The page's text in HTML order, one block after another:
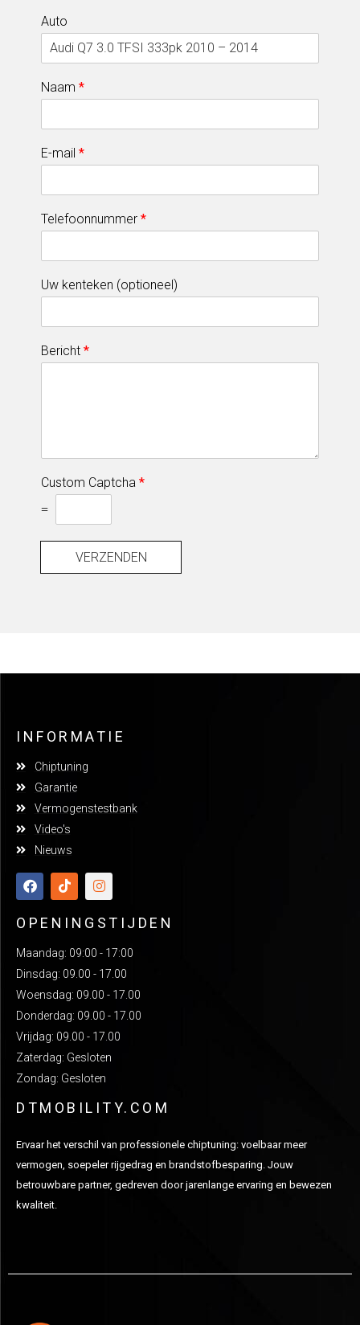
Auto
Naam *
E-mail *
Telefoonnummer *
Uw kenteken (optioneel)
Bericht *
Custom Captcha *
=
VERZENDEN
INFORMATIE
Chiptuning
Garantie
Vermogenstestbank
Video's
Nieuws
OPENINGSTIJDEN
Maandag: 09:00 - 17:00
Dinsdag: 09.00 - 17.00
Woensdag: 09.00 - 17.00
Donderdag: 09.00 - 17.00
Vrijdag: 09.00 - 17.00
Zaterdag: Gesloten
Zondag: Gesloten
DTMOBILITY.COM
Ervaar het verschil van professionele chiptuning: voelbaar meer
vermogen, soepeler rijgedrag en brandstofbesparing. Jouw
betrouwbare partner, gedreven door jarenlange ervaring en bewezen
kwaliteit.